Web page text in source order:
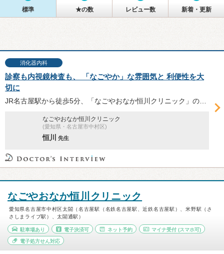
標準 ★の数 レビュー数 新着・更新
消化器内科
診察も内視鏡検査も、 「なごやか」な雰囲気と 利便性を大
切に
なごやおなか恒川クリニック
(愛知県・名古屋市中村区)
恒川 先生
なごやおなか恒川クリニック
愛知県名古屋市中村区太閤（名古屋駅（名鉄名古屋駅、近鉄名古屋駅）、米野駅（さ
さしまライブ駅）、太閤通駅）
駐車場あり 電子決済可 ネット予約 マイナ受付 (スマホ可)
電子処方せん対応